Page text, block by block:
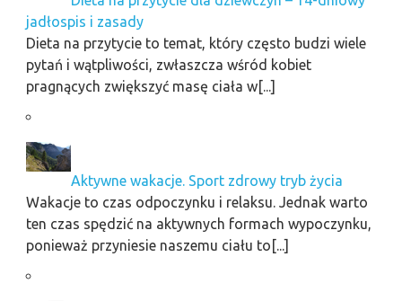
jadłospis i zasady
Dieta na przytycie to temat, który często budzi wiele
pytań i wątpliwości, zwłaszcza wśród kobiet
pragnących zwiększyć masę ciała w[...]
Aktywne wakacje. Sport zdrowy tryb życia
Wakacje to czas odpoczynku i relaksu. Jednak warto
ten czas spędzić na aktywnych formach wypoczynku,
ponieważ przyniesie naszemu ciału to[...]